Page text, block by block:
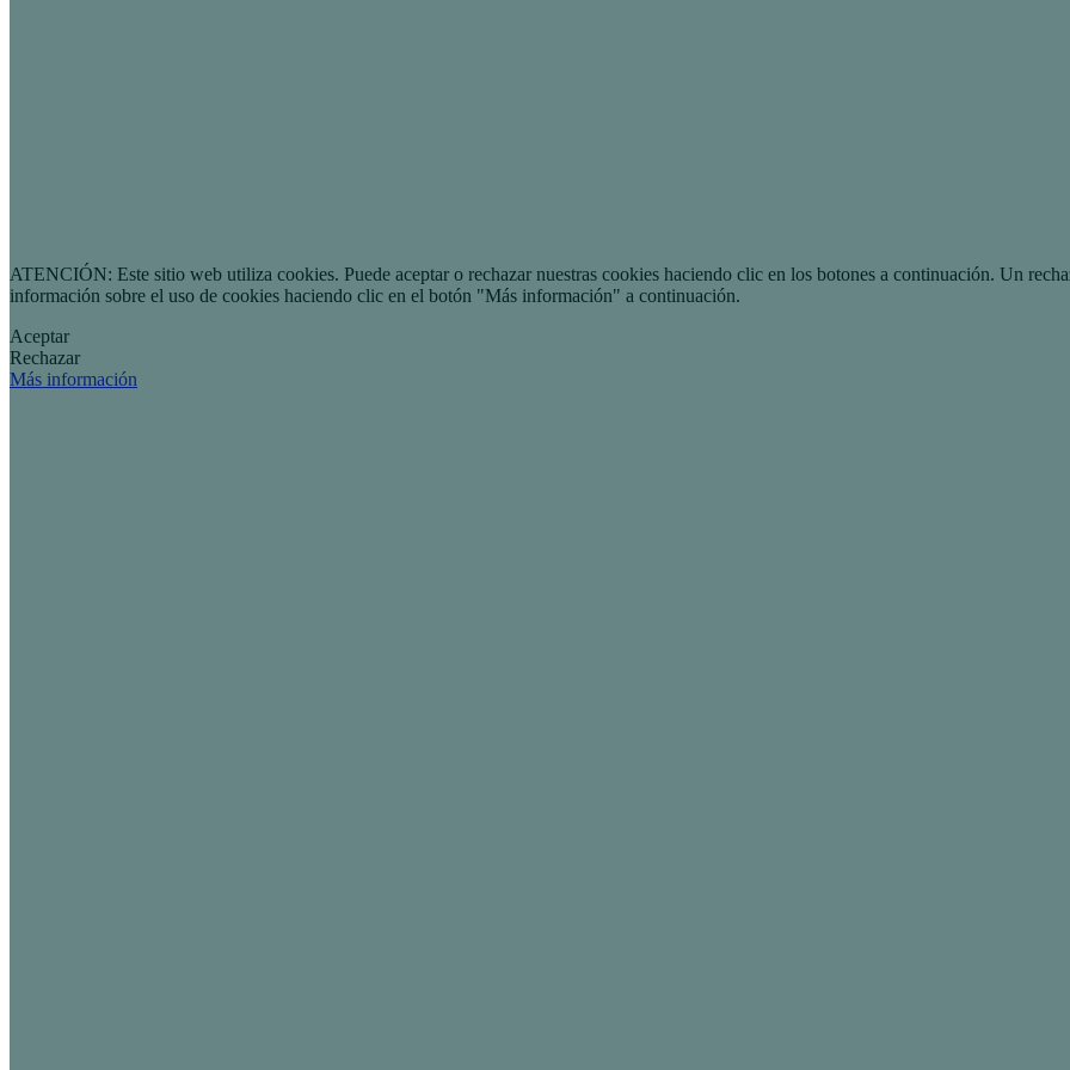
ATENCIÓN: Este sitio web utiliza cookies. Puede aceptar o rechazar nuestras cookies haciendo clic en los botones a continuación. Un
información sobre el uso de cookies haciendo clic en el botón "Más información" a continuación.
Aceptar
Rechazar
Más información